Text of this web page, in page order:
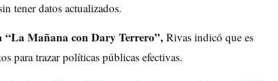
tener datos actualizados.
“La Mañana con Dary Terrero”, Rivas indicó que es
para trazar políticas públicas efectivas.